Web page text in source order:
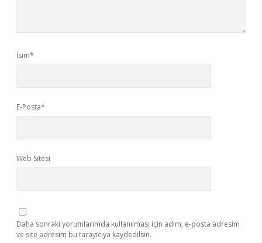
İsim*
E-Posta*
Web Sitesi
Daha sonraki yorumlarımda kullanılması için adım, e-posta adresim
ve site adresim bu tarayıcıya kaydedilsin.